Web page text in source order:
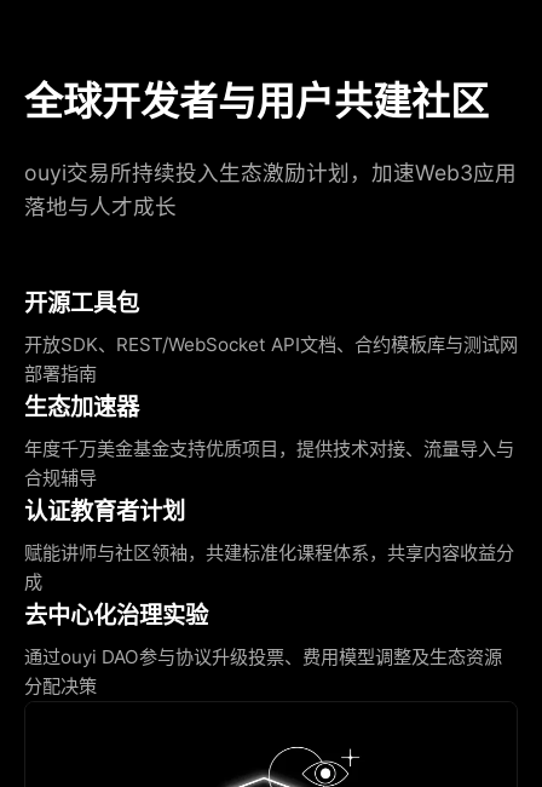
全球开发者与用户共建社区
ouyi交易所持续投入生态激励计划，加速Web3应用
落地与人才成长
开源工具包
开放SDK、REST/WebSocket API文档、合约模板库与测试网
部署指南
生态加速器
年度千万美金基金支持优质项目，提供技术对接、流量导入与
合规辅导
认证教育者计划
赋能讲师与社区领袖，共建标准化课程体系，共享内容收益分
成
去中心化治理实验
通过ouyi DAO参与协议升级投票、费用模型调整及生态资源
分配决策